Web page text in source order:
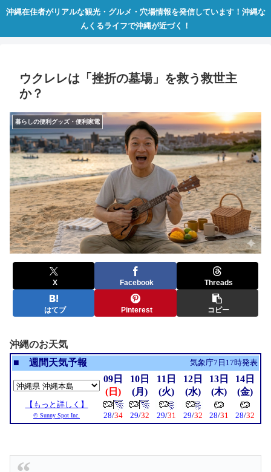
沖縄在住者がリアルな観光・グルメ・穴場情報を発信しています！沖縄な
んくるライフで沖縄が近づく！
​ウクレレは「挫折の墓場」を救う救世主
か？
暮らしの便利グッズ・便利家電
X Facebook Threads
はてブ Pinterest コピー
沖縄のお天気